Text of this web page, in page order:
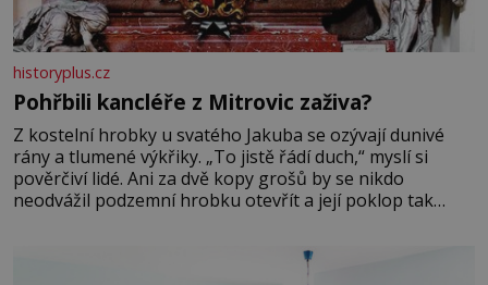
historyplus.cz
Pohřbili kancléře z Mitrovic zaživa?
Z kostelní hrobky u svatého Jakuba se ozývají dunivé
rány a tlumené výkřiky. „To jistě řádí duch,“ myslí si
pověrčiví lidé. Ani za dvě kopy grošů by se nikdo
neodvážil podzemní hrobku otevřít a její poklop tak